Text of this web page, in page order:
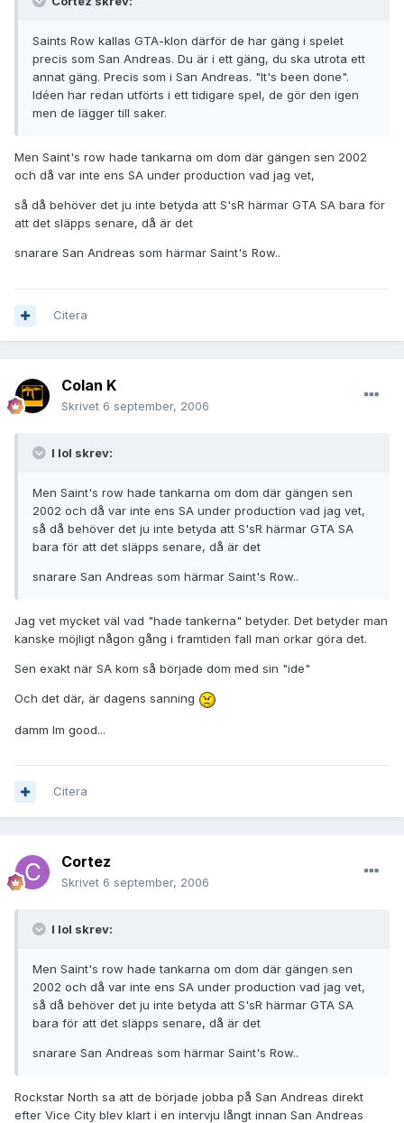
Saints Row kallas GTA-klon därför de har gäng i spelet
precis som San Andreas. Du är i ett gäng, du ska utrota ett
annat gäng. Precis som i San Andreas. "It's been done".
Idéen har redan utförts i ett tidigare spel, de gör den igen
men de lägger till saker.
Men Saint's row hade tankarna om dom där gängen sen 2002
och då var inte ens SA under production vad jag vet,
så då behöver det ju inte betyda att S'sR härmar GTA SA bara för
att det släpps senare, då är det
snarare San Andreas som härmar Saint's Row..
Citera
Colan K
Skrivet 6 september, 2006
I lol skrev:
Men Saint's row hade tankarna om dom där gängen sen
2002 och då var inte ens SA under production vad jag vet,
så då behöver det ju inte betyda att S'sR härmar GTA SA
bara för att det släpps senare, då är det
snarare San Andreas som härmar Saint's Row..
Jag vet mycket väl vad "hade tankerna" betyder. Det betyder man
kanske möjligt någon gång i framtiden fall man orkar göra det.
Sen exakt när SA kom så började dom med sin "ide"
Och det där, är dagens sanning
damm Im good...
Citera
Cortez
Skrivet 6 september, 2006
I lol skrev:
Men Saint's row hade tankarna om dom där gängen sen
2002 och då var inte ens SA under production vad jag vet,
så då behöver det ju inte betyda att S'sR härmar GTA SA
bara för att det släpps senare, då är det
snarare San Andreas som härmar Saint's Row..
Rockstar North sa att de började jobba på San Andreas direkt
efter Vice City blev klart i en intervju långt innan San Andreas